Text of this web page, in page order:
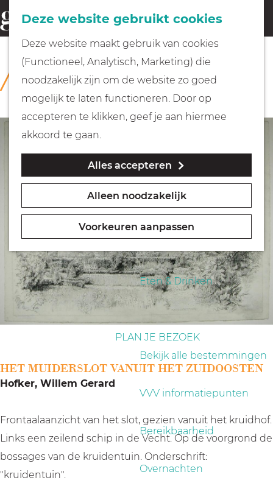
Deze website gebruikt cookies
Deze website maakt gebruik van cookies
(Functioneel, Analytisch, Marketing) die
noodzakelijk zijn om de website zo goed
mogelijk te laten functioneren. Door op
accepteren te klikken, geef je aan hiermee
akkoord te gaan.
Alles accepteren
Alleen noodzakelijk
Voorkeuren aanpassen
G
a
Fietsen
Wandelen
Geocachen
Naar het museum
Eten & Drinken
PLAN JE BEZOEK
Bekijk alle bestemmingen
VVV informatiepunten
Bereikbaarheid
Overnachten
o
e
k
e
n
COLLECTIE
Rijksmuseum Muiderslot
HET MUIDERSLOT VANUIT HET ZUIDOOSTEN
Hofker, Willem Gerard
Frontaalaanzicht van het slot, gezien vanuit het kruidhof.
Links een zeilend schip in de Vecht. Op de voorgrond de
bossages van de kruidentuin. Onderschrift:
"kruidentuin".